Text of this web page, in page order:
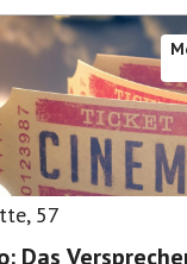
, 57
Das